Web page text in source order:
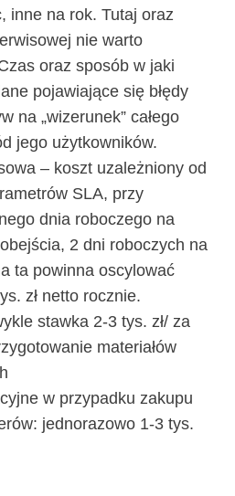
inne na rok. Tutaj oraz
nie warto
oraz sposób w jaki
pojawiające się błędy
na „wizerunek” całego
jego użytkowników.
– koszt uzależniony od
SLA, przy
dnia roboczego na
2 dni roboczych na
ta powinna oscylować
zł netto rocznie.
stawka 2-3 tys. zł/ za
materiałów
w przypadku zakupu
jednorazowo 1-3 tys.